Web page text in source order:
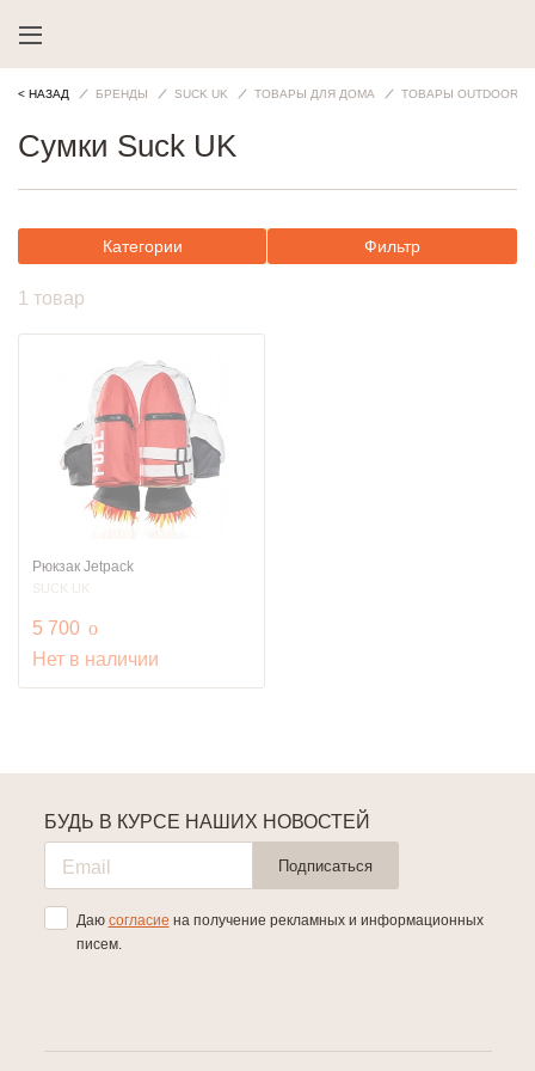
< НАЗАД БРЕНДЫ SUCK UK ТОВАРЫ ДЛЯ ДОМА ТОВАРЫ OUTDOOR
Сумки Suck UK
Категории Фильтр
1 товар
Рюкзак Jetpack
SUCK UK
5 700 руб.
o
Нет в наличии
БУДЬ В КУРСЕ НАШИХ НОВОСТЕЙ
Подписаться
Даю согласие на получение рекламных и информационных
писем.